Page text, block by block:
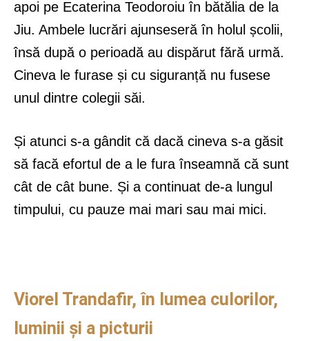
apoi pe Ecaterina Teodoroiu în bătălia de la
Jiu. Ambele lucrări ajunseseră în holul școlii,
însă după o perioadă au dispărut fără urmă.
Cineva le furase și cu siguranță nu fusese
unul dintre colegii săi.
Și atunci s-a gândit că dacă cineva s-a găsit
să facă efortul de a le fura înseamnă că sunt
cât de cât bune. Și a continuat de-a lungul
timpului, cu pauze mai mari sau mai mici.
Viorel Trandafir, în lumea culorilor,
luminii și a picturii